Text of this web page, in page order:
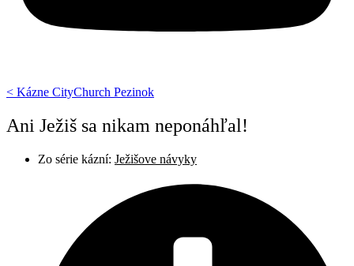
< Kázne CityChurch Pezinok
Ani Ježiš sa nikam neponáhľal!
Zo série kázní: Ježišove návyky